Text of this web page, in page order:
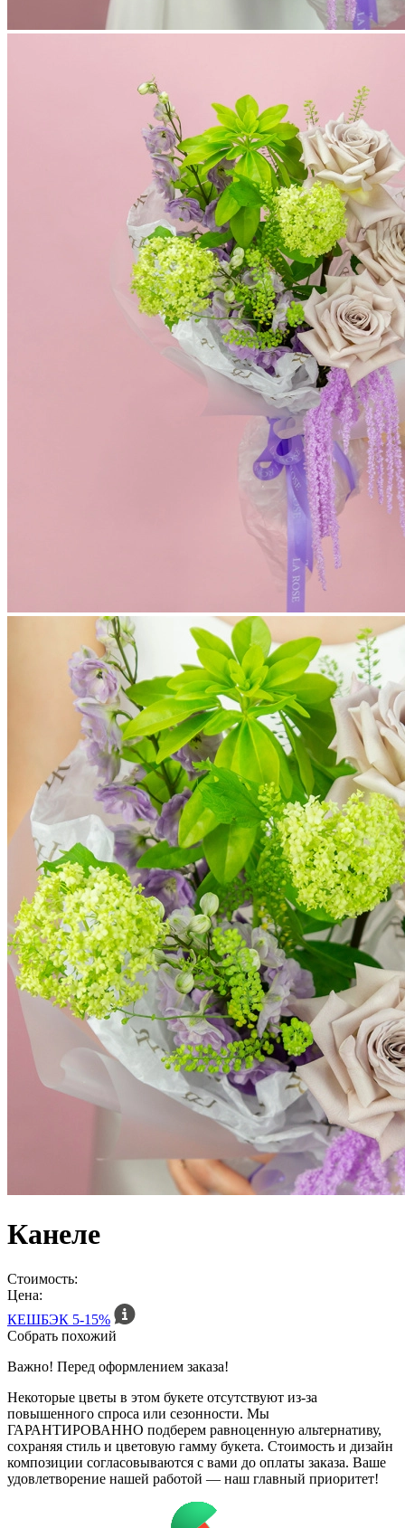
Канеле
Стоимость:
Цена:
КЕШБЭК 5-15%
Собрать похожий
Важно! Перед оформлением заказа!
Некоторые цветы в этом букете отсутствуют из-за
повышенного спроса или сезонности. Мы
ГАРАНТИРОВАННО подберем равноценную альтернативу,
сохраняя стиль и цветовую гамму букета. Стоимость и дизайн
композиции согласовываются с вами до оплаты заказа. Ваше
удовлетворение нашей работой — наш главный приоритет!